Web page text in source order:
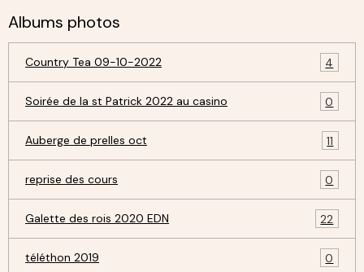
Albums photos
Country Tea 09-10-2022 4
Soirée de la st Patrick 2022 au casino 0
Auberge de prelles oct 11
reprise des cours 0
Galette des rois 2020 EDN 22
téléthon 2019 0